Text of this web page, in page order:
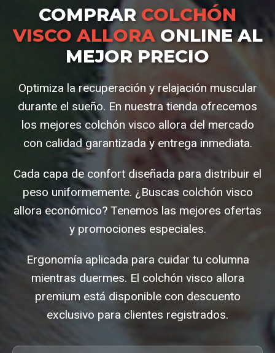
COMPRAR COLCHÓN
VISCO ALLORAONLINE AL
MEJOR PRECIO
Optimiza la recuperación y relajación muscular
durante el sueño. En nuestra tienda ofrecemos
los mejores colchón visco allora del mercado
con calidad garantizada y entrega inmediata.
Cada capa de confort diseñada para distribuir el
peso uniformemente. ¿Buscas colchón visco
allora económico? Tenemos las mejores ofertas
y promociones especiales.
Ergonomía aplicada para cuidar tu columna
mientras duermes. El colchón visco allora
premium está disponible con descuento
exclusivo para clientes registrados.